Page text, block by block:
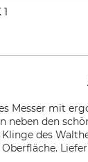
Messer mit
neben den
des